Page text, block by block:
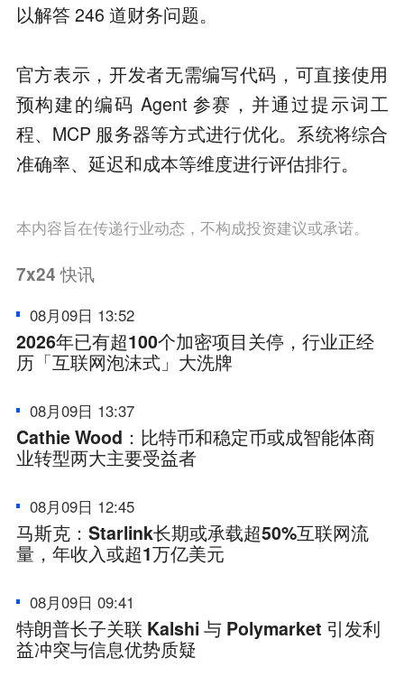
以解答 246 道财务问题。
官方表示，开发者无需编写代码，可直接使用
预构建的编码 Agent 参赛，并通过提示词工
程、MCP 服务器等方式进行优化。系统将综合
准确率、延迟和成本等维度进行评估排行。
本内容旨在传递行业动态，不构成投资建议或承诺。
7x24快讯
08月09日 13:52
2026年已有超100个加密项目关停，行业正经
历「互联网泡沫式」大洗牌
08月09日 13:37
Cathie Wood：比特币和稳定币或成智能体商
业转型两大主要受益者
08月09日 12:45
马斯克：Starlink长期或承载超50%互联网流
量，年收入或超1万亿美元
08月09日 09:41
特朗普长子关联 Kalshi 与 Polymarket 引发利
益冲突与信息优势质疑